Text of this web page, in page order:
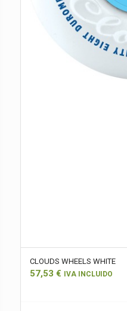
CLOUDS WHEELS WHITE
57,53 € IVA INCLUIDO